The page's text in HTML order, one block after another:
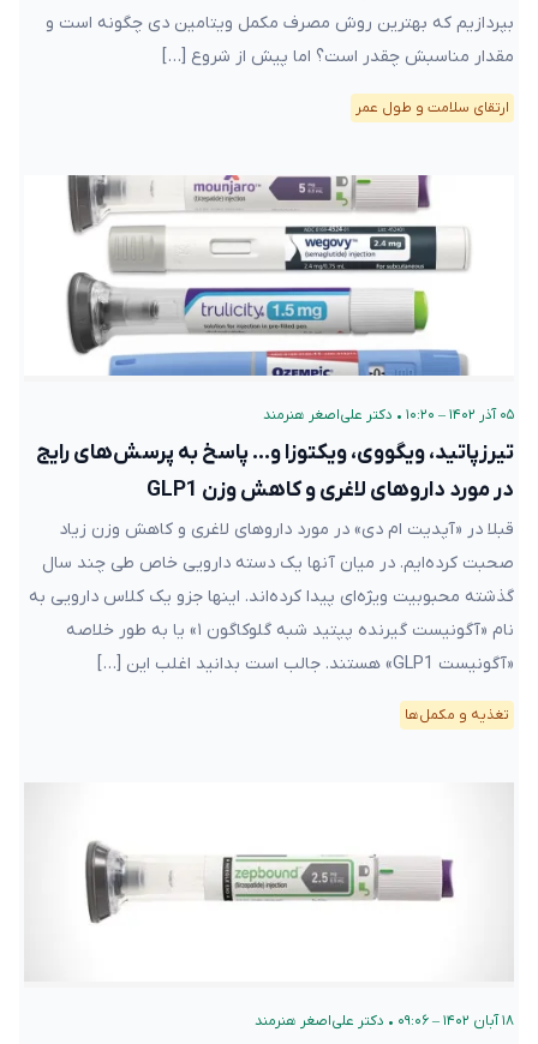
بپردازیم که بهترین روش مصرف مکمل ویتامین دی چگونه است و
مقدار مناسبش چقدر است؟ اما پیش از شروع […]
ارتقای سلامت و طول عمر
۰۵ آذر ۱۴۰۲ – ۱۰:۲۰ • دکتر علی‌اصغر هنرمند
تیرزپاتید، ویگووی، ویکتوزا و… پاسخ به پرسش‌های رایج
در مورد داروهای لاغری و کاهش وزن GLP1
قبلا در «آپدیت ام دی» در مورد داروهای لاغری و کاهش وزن زیاد
صحبت کرده‌ایم. در میان آنها یک دسته دارویی خاص طی چند سال
گذشته محبوبیت ویژه‌ای پیدا کرده‌اند. اینها جزو یک کلاس دارویی به
نام «آگونیست گیرنده پپتید شبه گلوکاگون ۱» یا به طور خلاصه
«آگونیست GLP1» هستند. جالب است بدانید اغلب این […]
تغذیه و مکمل‌ها
۱۸ آبان ۱۴۰۲ – ۰۹:۰۶ • دکتر علی‌اصغر هنرمند